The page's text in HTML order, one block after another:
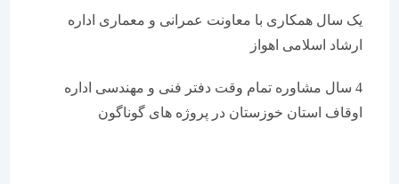
یک سال همکاری با معاونت عمرانی و معماری اداره
ارشاد اسلامی اهواز
4 سال مشاوره تمام وقت دفتر فنی و مهندسی اداره
اوقاف استان خوزستان در پروژه های گوناگون